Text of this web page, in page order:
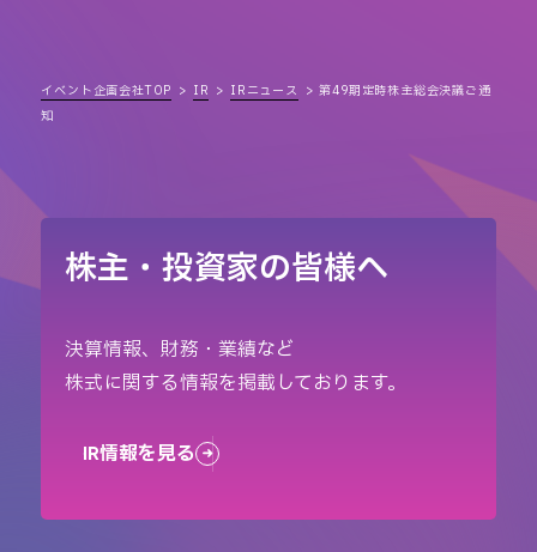
イベント企画会社TOP IR IRニュース
第49期定時株主総会決議ご通
知
株主・投資家の皆様へ
決算情報、財務・業績など
株式に関する情報を掲載しております。
IR情報を見る